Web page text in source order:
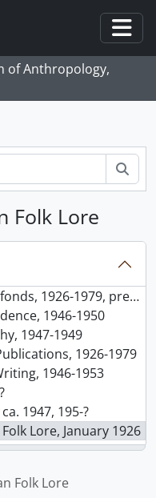
of Anthropology,
Folk Lore
predominant 1947-1949
1946-1950
1947-1949
1926-1979
1946-1953
1947, 195-?
Lore, January 1926
194-?
194-?
Folk Lore